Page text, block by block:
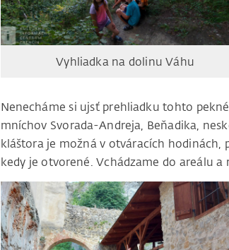
Vyhliadka na dolinu Váhu
Nenecháme si ujsť prehliadku tohto
mníchov Svorada-Andreja, Beňadika,
kláštora je možná v otváracích hodinách,
kedy je otvorené. Vchádzame do areálu a